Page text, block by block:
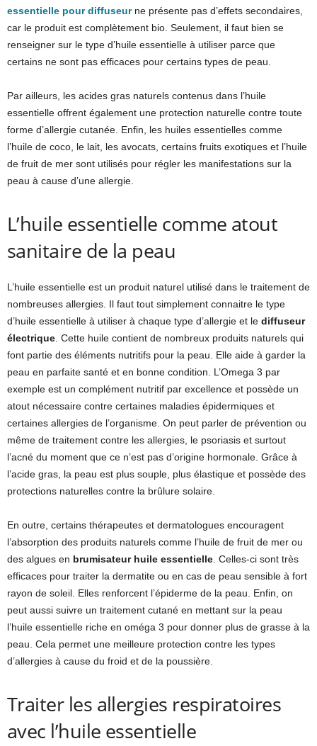
essentielle pour diffuseurne présente pas d’effets secondaires,
car le produit est complètement bio. Seulement, il faut bien se
renseigner sur le type d’huile essentielle à utiliser parce que
certains ne sont pas efficaces pour certains types de peau.
Par ailleurs, les acides gras naturels contenus dans l’huile
essentielle offrent également une protection naturelle contre toute
forme d’allergie cutanée. Enfin, les huiles essentielles comme
l’huile de coco, le lait, les avocats, certains fruits exotiques et l’huile
de fruit de mer sont utilisés pour régler les manifestations sur la
peau à cause d’une allergie.
L’huile essentielle comme atout
sanitaire de la peau
L’huile essentielle est un produit naturel utilisé dans le traitement de
nombreuses allergies. Il faut tout simplement connaitre le type
d’huile essentielle à utiliser à chaque type d’allergie et le diffuseur
électrique . Cette huile contient de nombreux produits naturels qui
font partie des éléments nutritifs pour la peau. Elle aide à garder la
peau en parfaite santé et en bonne condition. L’Omega 3 par
exemple est un complément nutritif par excellence et possède un
atout nécessaire contre certaines maladies épidermiques et
certaines allergies de l’organisme. On peut parler de prévention ou
même de traitement contre les allergies, le psoriasis et surtout
l’acné du moment que ce n’est pas d’origine hormonale. Grâce à
l’acide gras, la peau est plus souple, plus élastique et possède des
protections naturelles contre la brûlure solaire.
En outre, certains thérapeutes et dermatologues encouragent
l’absorption des produits naturels comme l’huile de fruit de mer ou
des algues en brumisateur huile essentielle . Celles-ci sont très
efficaces pour traiter la dermatite ou en cas de peau sensible à fort
rayon de soleil. Elles renforcent l’épiderme de la peau. Enfin, on
peut aussi suivre un traitement cutané en mettant sur la peau
l’huile essentielle riche en oméga 3 pour donner plus de grasse à la
peau. Cela permet une meilleure protection contre les types
d’allergies à cause du froid et de la poussière.
Traiter les allergies respiratoires
avec l’huile essentielle